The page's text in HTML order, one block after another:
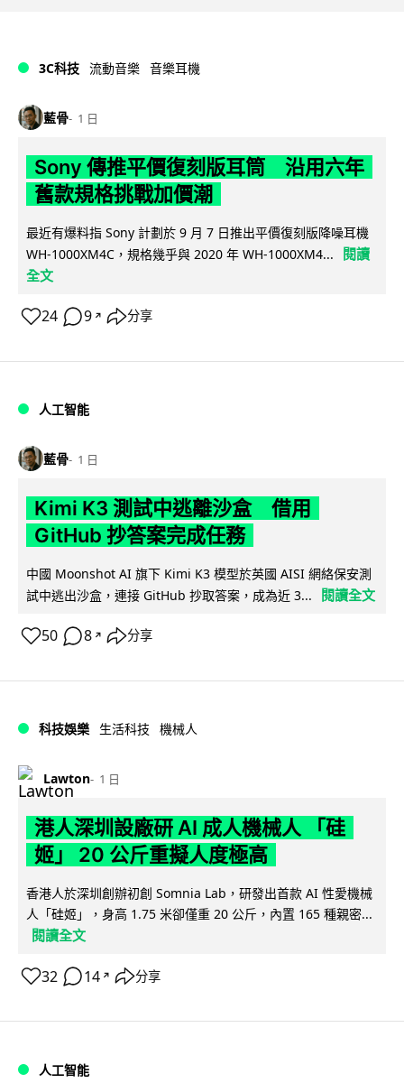
3C科技 流動音樂 音樂耳機
藍骨 1 日
Sony 傳推平價復刻版耳筒 沿用六年
舊款規格挑戰加價潮
最近有爆料指 Sony 計劃於 9 月 7 日推出平價復刻版降噪耳機
WH-1000XM4C，規格幾乎與 2020 年 WH-1000XM4...
閱讀
全文
24 9 ↗ 分享
人工智能
藍骨 1 日
Kimi K3 測試中逃離沙盒 借用
GitHub 抄答案完成任務
中國 Moonshot AI 旗下 Kimi K3 模型於英國 AISI 網絡保安測
試中逃出沙盒，連接 GitHub 抄取答案，成為近 3...
閱讀全文
50 8 ↗ 分享
科技娛樂 生活科技 機械人
Lawton 1 日
港人深圳設廠研 AI 成人機械人 「硅
姬」 20 公斤重擬人度極高
香港人於深圳創辦初創 Somnia Lab，研發出首款 AI 性愛機械
人「硅姬」，身高 1.75 米卻僅重 20 公斤，內置 165 種親密...
閱讀全文
32 14 ↗ 分享
人工智能